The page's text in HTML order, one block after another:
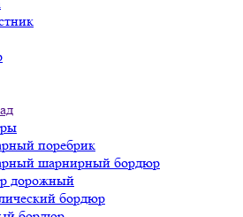
поребрик
шарнирный бордюр
дорожный
бордюр